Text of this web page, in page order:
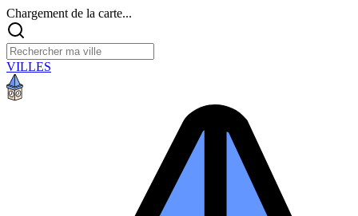
Chargement de la carte...
VILLES